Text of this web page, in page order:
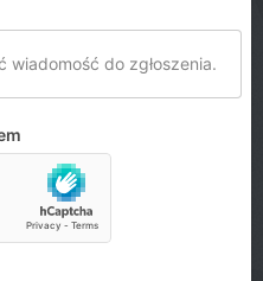
wiadomość do zgłoszenia.